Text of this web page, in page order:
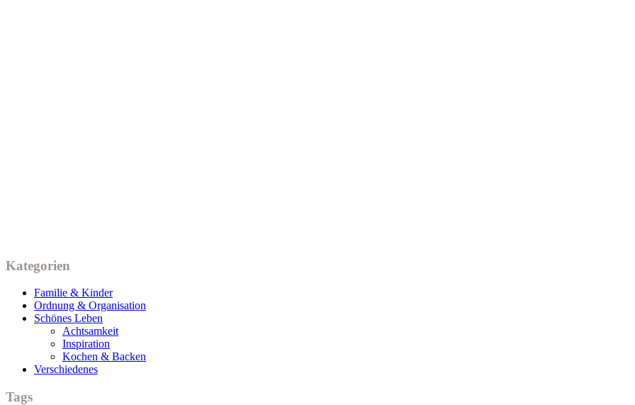
Kategorien
Familie & Kinder
Ordnung & Organisation
Schönes Leben
Achtsamkeit
Inspiration
Kochen & Backen
Verschiedenes
Tags